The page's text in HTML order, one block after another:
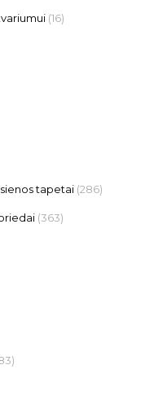
(16)
tapetai (286)
(363)